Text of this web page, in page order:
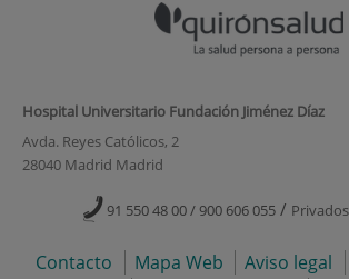
Hospital Universitario Fundación Jiménez Díaz
Avda. Reyes Católicos, 2
28040 Madrid Madrid
91 550 48 00 / 900 606 055 /
Contacto Mapa Web Aviso legal